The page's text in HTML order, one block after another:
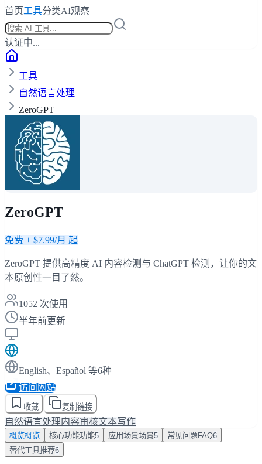
首页工具分类AI观察
认证中...
工具
自然语言处理
ZeroGPT
ZeroGPT
免费 + $7.99/月 起
ZeroGPT 提供高精度 AI 内容检测与 ChatGPT 检测，让你的文
本原创性一目了然。
1052 次使用
半年前更新
English、Español 等6种
访问网站
收藏 复制链接
自然语言处理内容审核文本写作
概览概览 核心功能功能5 应用场景场景5 常见问题 FAQ6
替代工具推荐6